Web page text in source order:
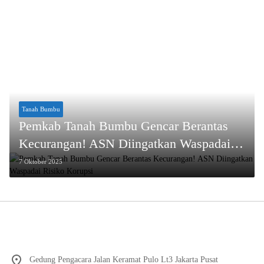
Tanah Bumbu
Pemkab Tanah Bumbu Gencar Berantas
Kecurangan! ASN Diingatkan Waspadai
Risiko Korupsi
7 Oktober 2025
Gedung Pengacara Jalan Keramat Pulo Lt3 Jakarta Pusat